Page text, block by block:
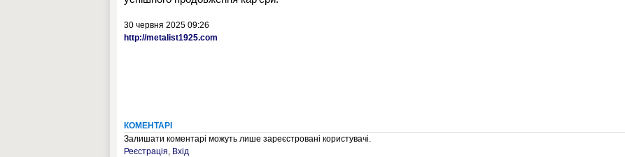
30 червня 2025 09:26
http://metalist1925.com
КОМЕНТАРІ
Залишати коментарі можуть лише зареєстровані користувачі.
Реєстрація, Вхід